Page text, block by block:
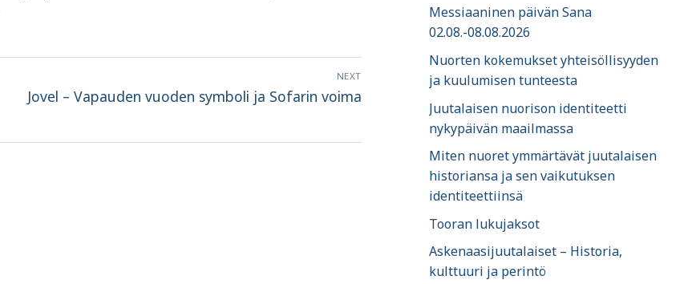
NEXT
Next
Jovel – Vapauden vuoden symboli ja Sofarin voima
Messiaaninen päivän Sana
02.08.-08.08.2026
Nuorten kokemukset yhteisöllisyyden
ja kuulumisen tunteesta
Juutalaisen nuorison identiteetti
nykypäivän maailmassa
Miten nuoret ymmärtävät juutalaisen
historiansa ja sen vaikutuksen
identiteettiinsä
Tooran lukujaksot
Askenaasijuutalaiset – Historia,
kulttuuri ja perintö